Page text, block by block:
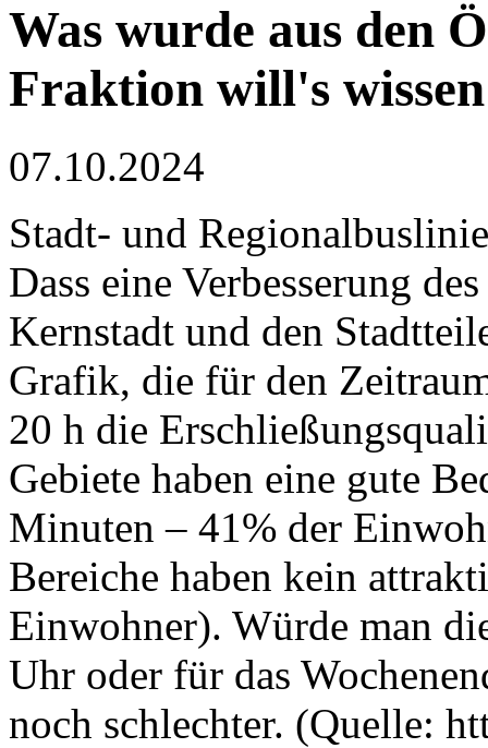
Was wurde aus den
Fraktion will's wissen
07.10.2024
Stadt- und
Dass eine Verbesserung
Kernstadt und den
Grafik, die für den
20 h die
Gebiete haben eine gute
Minuten – 41% der
Bereiche haben kein
Einwohner). Würde man
Uhr oder für das
noch schlechter. (Quelle: